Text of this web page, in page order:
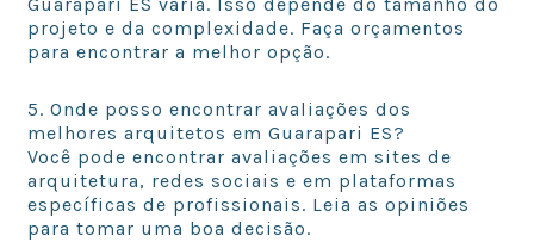
Guarapari ES varia. Isso depende do tamanho do
projeto e da complexidade. Faça orçamentos
para encontrar a melhor opção.
5. Onde posso encontrar avaliações dos
melhores arquitetos em Guarapari ES?
Você pode encontrar avaliações em sites de
arquitetura, redes sociais e em plataformas
específicas de profissionais. Leia as opiniões
para tomar uma boa decisão.